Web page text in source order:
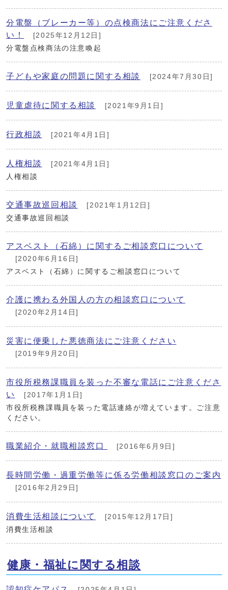
分電盤（ブレーカー等）の点検商法にご注意くださ
い！
[2025年12月12日]
分電盤点検商法の注意喚起
子どもや家庭の問題に関する相談 [2024年7月30日]
児童虐待に関する相談 [2021年9月1日]
行政相談 [2021年4月1日]
人権相談
[2021年4月1日]
人権相談
交通事故巡回相談
[2021年1月12日]
交通事故巡回相談
アスベスト（石綿）に関するご相談窓口について
[2020年6月16日]
アスベスト（石綿）に関するご相談窓口について
介護に携わる外国人の方の相談窓口について
[2020年2月14日]
災害に便乗した悪徳商法にご注意ください
[2019年9月20日]
市役所税務課職員を装った不審な電話にご注意くださ
い
[2017年1月1日]
市役所税務課職員を装った電話連絡が増えています。ご注意
ください。
職業紹介・就職相談窓口 [2016年6月9日]
長時間労働・過重労働等に係る労働相談窓口のご案内
[2016年2月29日]
消費生活相談について
[2015年12月17日]
消費生活相談
健康・福祉に関する相談